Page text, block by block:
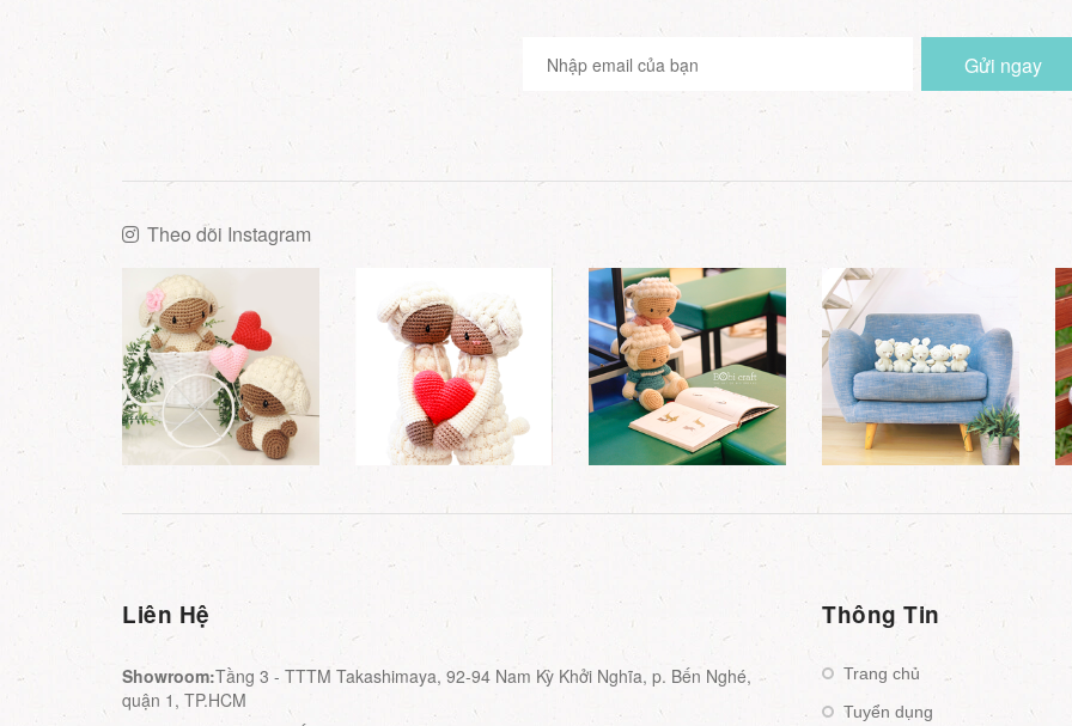
Gửi ngay
Theo dõi Instagram
Liên Hệ
Showroom:Tầng 3 - TTTM Takashimaya, 92-94 Nam Kỳ Khởi Nghĩa, p. Bến Nghé,
quận 1, TP.HCM
Thông Tin
Trang chủ
Tuyển dụng